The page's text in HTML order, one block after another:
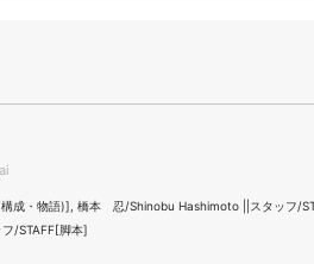
成・物語)], 橋本 忍/Shinobu Hashimoto ||スタッフ/
/STAFF[脚本]